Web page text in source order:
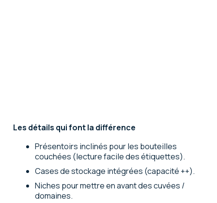
Les détails qui font la différence
Présentoirs inclinés pour les bouteilles
couchées (lecture facile des étiquettes).
Cases de stockage intégrées (capacité ++).
Niches pour mettre en avant des cuvées /
domaines.